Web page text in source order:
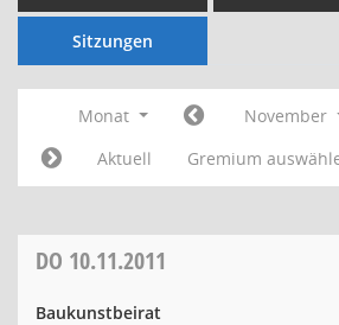
Sitzungen
Monat November
Aktuell
Gremium
DO 10.11.2011
Baukunstbeirat